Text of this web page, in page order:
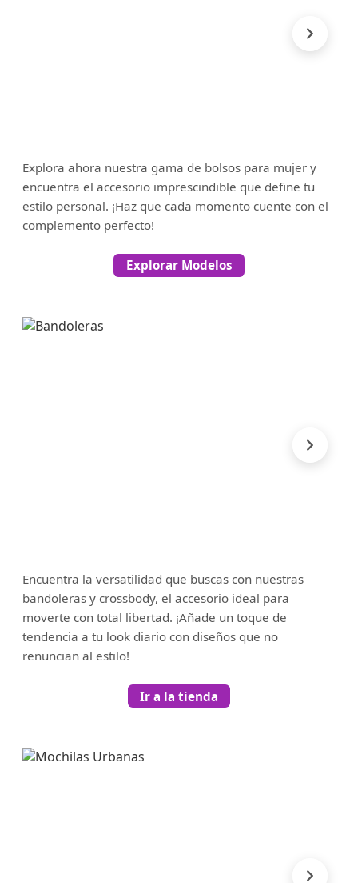
Explora ahora nuestra gama de bolsos para mujer y
encuentra el accesorio imprescindible que define tu
estilo personal. ¡Haz que cada momento cuente con el
complemento perfecto!
Explorar Modelos
Encuentra la versatilidad que buscas con nuestras
bandoleras y crossbody, el accesorio ideal para
moverte con total libertad. ¡Añade un toque de
tendencia a tu look diario con diseños que no
renuncian al estilo!
Ir a la tienda